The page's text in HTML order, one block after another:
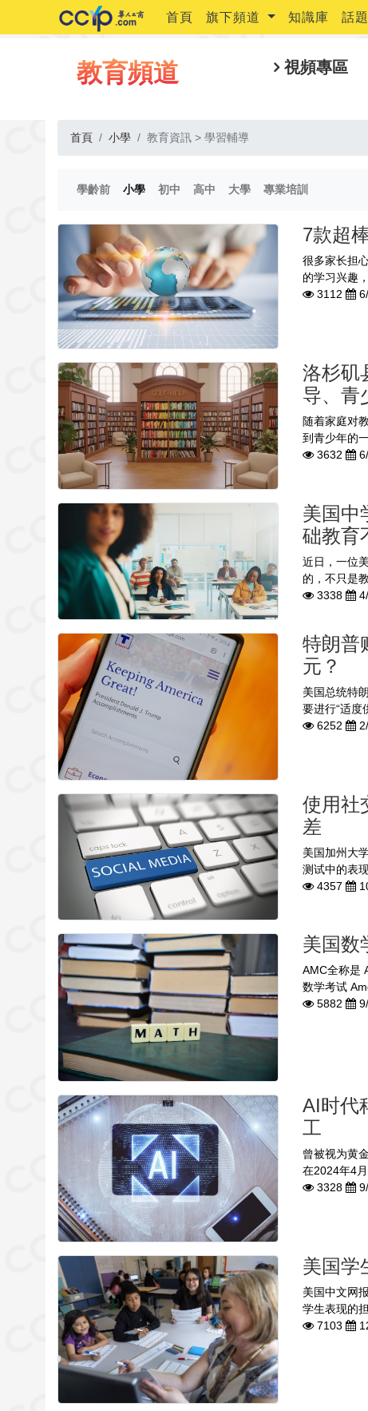
首頁 旗下頻道 知識庫 話
教育頻道 視頻專區
首頁 小學 教育資訊 > 學習輔導
學齡前(current)
小學(current)
初中 (current)
高中 (current)
大學(current)
專業培訓
7款超
很多家长担
的学习兴趣
3112
洛杉矶
导、青
随着家庭对
到青少年的
3632
美国中
础教育
近日，一位
的，不只是
3338
特朗普
元？
美国总统特
要进行“适度
6252
使用社
差
美国加州大
测试中的表
4357
美国数
AMC全称是
数学考试
5882
AI时代
工
曾被视为黄
在2024年4
3328
美国学
美国中文网
学生表现的
7103